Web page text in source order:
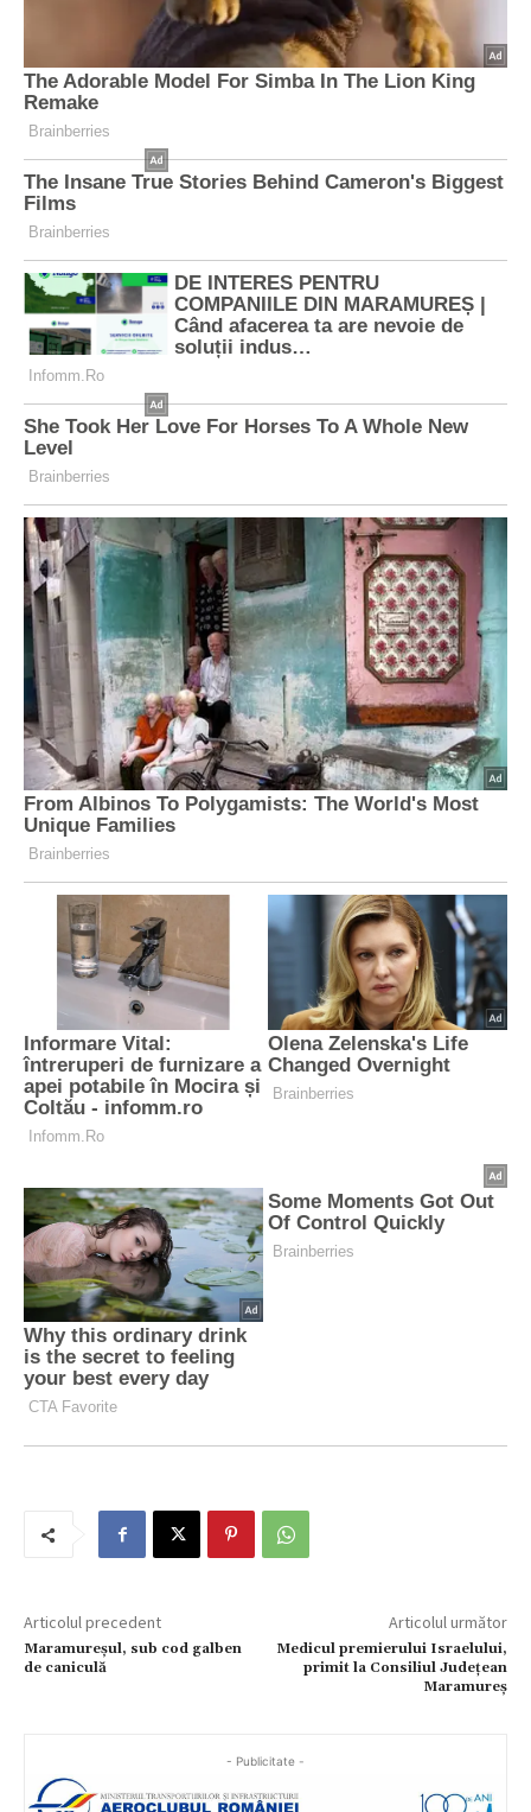
Articolul precedent
Maramureșul, sub cod galben
de caniculă
Articolul următor
Medicul premierului Israelului,
primit la Consiliul Județean
Maramureș
- Publicitate -